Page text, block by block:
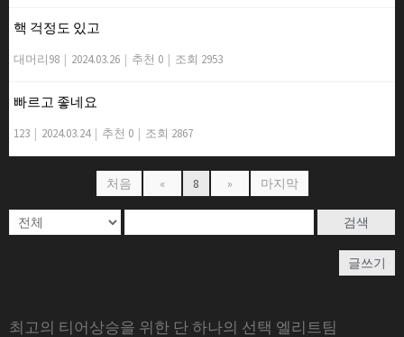
핵 걱정도 있고
대머리98 | 2024.03.26 | 추천 0 | 조회 2953
빠르고 좋네요
123 | 2024.03.24 | 추천 0 | 조회 2867
처음 « 8 » 마지막
검색
글쓰기
최고의 티어상승을 위한 단 하나의 선택 엘리트팀